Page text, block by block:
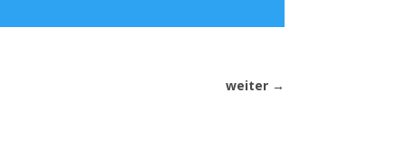
weiter→